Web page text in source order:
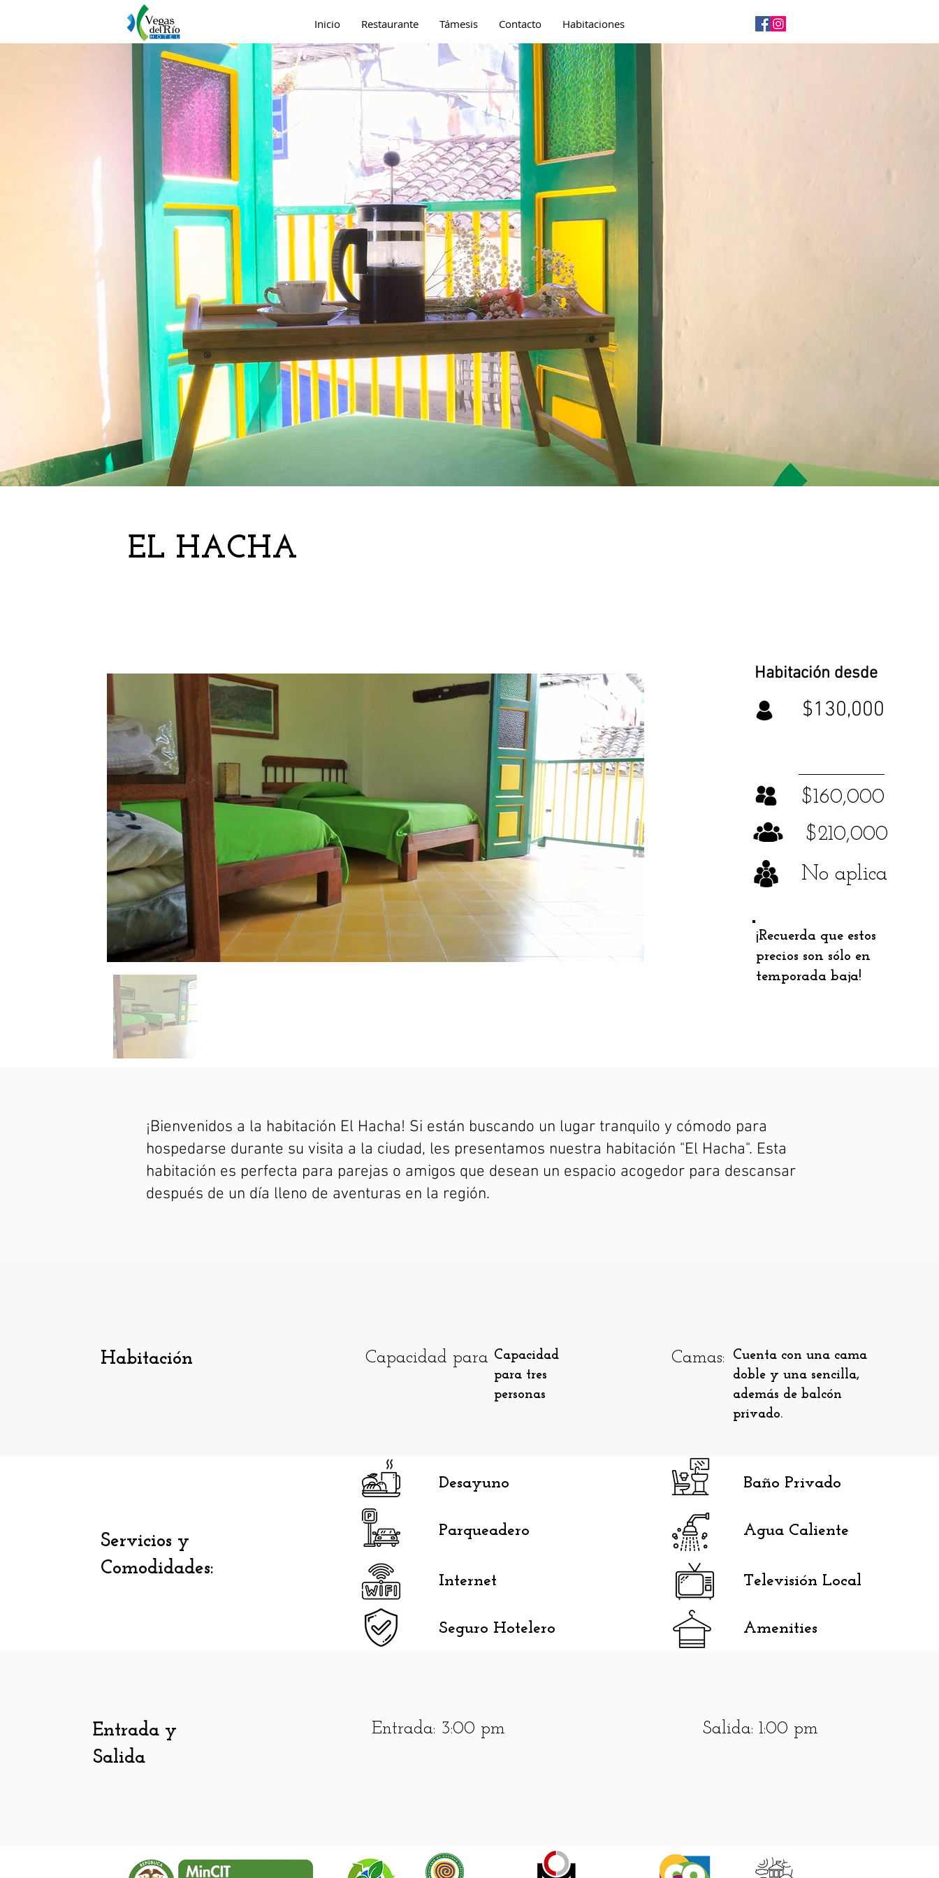
Inicio Restaurante Támesis Contacto Habitaciones
EL HACHA
Habitación desde
$130,000
$160,000
$210,000
No aplica
¡Recuerda que estos
precios son sólo en
temporada baja!
¡Bienvenidos a la habitación El Hacha! Si están buscando un lugar tranquilo y cómodo para
hospedarse durante su visita a la ciudad, les presentamos nuestra habitación "El Hacha". Esta
habitación es perfecta para parejas o amigos que desean un espacio acogedor para descansar
después de un día lleno de aventuras en la región.
Habitación Capacidad para Capacidad
para tres
personas
Camas:
Cuenta con una cama
doble y una sencilla,
además de balcón
privado.
Servicios y
Comodidades:
Desayuno
Parqueadero
Internet
Seguro Hotelero
Baño Privado
Agua Caliente
Televisión Local
Amenities
Entrada y
Salida
Entrada: 3:00 pm Salida: 1:00 pm